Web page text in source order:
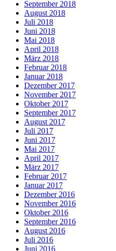
September 2018
August 2018
Juli 2018
Juni 2018
Mai 2018
April 2018
März 2018
Februar 2018
Januar 2018
Dezember 2017
November 2017
Oktober 2017
September 2017
August 2017
Juli 2017
Juni 2017
Mai 2017
April 2017
März 2017
Februar 2017
Januar 2017
Dezember 2016
November 2016
Oktober 2016
September 2016
August 2016
Juli 2016
Juni 2016